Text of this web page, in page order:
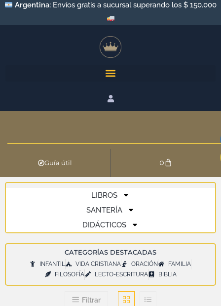
Argentina: Envíos gratis a sucursal superando los $ 150.000
Guía útil 0
LIBROS
SANTERÍA
DIDÁCTICOS
CATEGORÍAS DESTACADAS
INFANTIL VIDA CRISTIANA ORACIÓN
FAMILIA
FILOSOFÍA
LECTO-ESCRITURA BIBLIA
Filtrar